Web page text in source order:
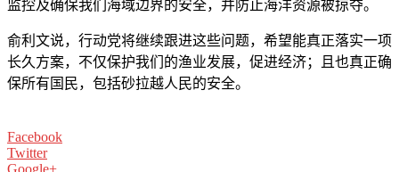
监控及确保我们海域边界的安全，并防止海洋资源被掠夺。
俞利文说，行动党将继续跟进这些问题，希望能真正落实一项
长久方案，不仅保护我们的渔业发展，促进经济；且也真正确
保所有国民，包括砂拉越人民的安全。
Facebook
Twitter
Google+